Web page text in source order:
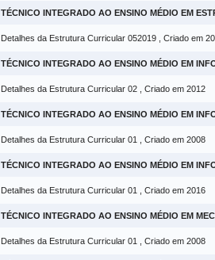
TÉCNICO INTEGRADO AO ENSINO MÉDIO EM
Detalhes da Estrutura Curricular 052019 , Criado em
TÉCNICO INTEGRADO AO ENSINO MÉDIO EM
Detalhes da Estrutura Curricular 02 , Criado em 2012
TÉCNICO INTEGRADO AO ENSINO MÉDIO EM
Detalhes da Estrutura Curricular 01 , Criado em 2008
TÉCNICO INTEGRADO AO ENSINO MÉDIO EM
Detalhes da Estrutura Curricular 01 , Criado em 2016
TÉCNICO INTEGRADO AO ENSINO MÉDIO EM
Detalhes da Estrutura Curricular 01 , Criado em 2008